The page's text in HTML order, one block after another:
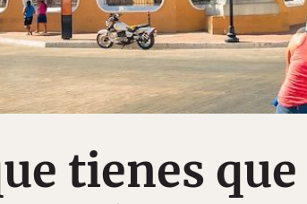
tienes que